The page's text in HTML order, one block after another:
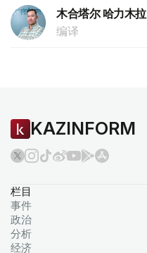
木合塔尔 哈力木拉
编译
KAZINFORM
栏目
事件
政治
分析
经济